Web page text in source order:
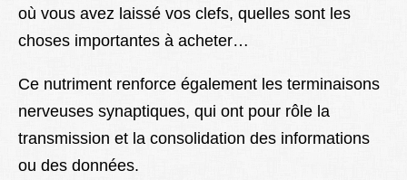
où vous avez laissé vos clefs, quelles sont les
choses importantes à acheter…
Ce nutriment renforce également les terminaisons
nerveuses synaptiques, qui ont pour rôle la
transmission et la consolidation des informations
ou des données.